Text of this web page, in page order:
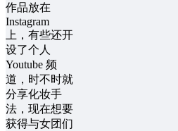
作品放在
Instagram
上，有些还开
设了个人
Youtube 频
道，时不时就
分享化妆手
法，现在想要
获得与女团们